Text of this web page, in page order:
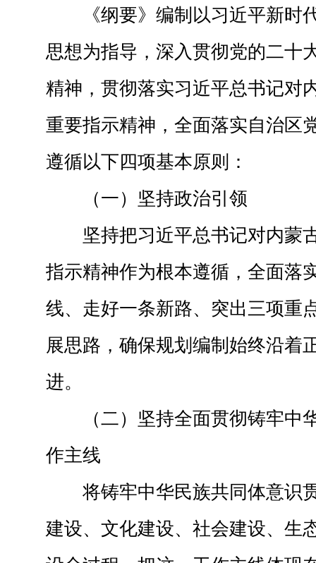
《纲要》编制以习近平新时
思想为指导，深入贯彻党的二十
精神，贯彻落实习近平总书记对
重要指示精神，全面落实自治区
遵循以下四项基本原则：
（一）坚持政治引领
坚持把习近平总书记对内蒙
指示精神作为根本遵循，全面落
线、走好一条新路、突出三项重
展思路，确保规划编制始终沿着
进。
（二）坚持全面贯彻铸牢中
作主线
将铸牢中华民族共同体意识
建设、文化建设、社会建设、生